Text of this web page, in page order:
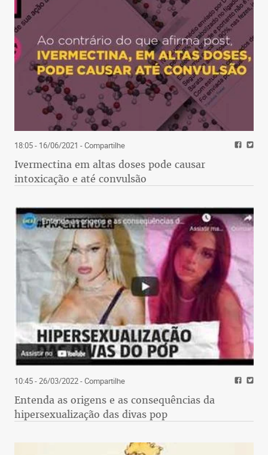
18:05 - 16/06/2021 - Compartilhe
Ivermectina em altas doses pode causar
intoxicação e até convulsão
10:45 - 26/03/2022- Compartilhe
Entenda as origens e as consequências da
hipersexualização das divas pop